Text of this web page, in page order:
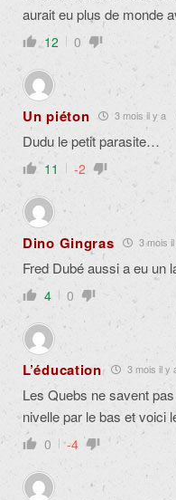
aurait eu plus de monde
12 0
Un piéton 3 mois il y a
Dudu le petit parasite…
11 -2
Dino Gingras 3 mois
Fred Dubé aussi a eu un
4 0
L’éducation 3 mois il y
Les Quebs ne savent
nivelle par le bas et voici
0 -4